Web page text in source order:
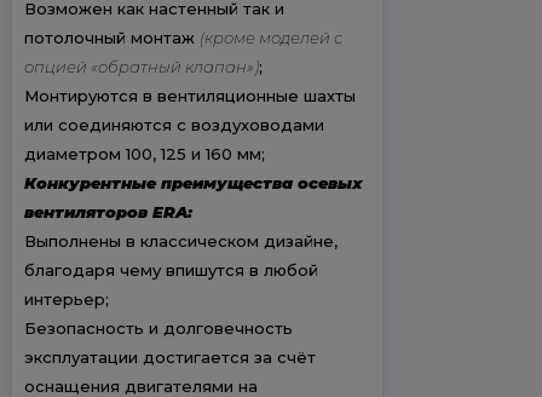
Возможен как настенный так и
потолочный монтаж (кроме моделей с
опцией «обратный клапан»);
Монтируются в вентиляционные шахты
или соединяются с воздуховодами
диаметром 100, 125 и 160 мм;
Конкурентные преимущества осевых
вентиляторов ERA:
Выполнены в классическом дизайне,
благодаря чему впишутся в любой
интерьер;
Безопасность и долговечность
эксплуатации достигается за счёт
оснащения двигателями на